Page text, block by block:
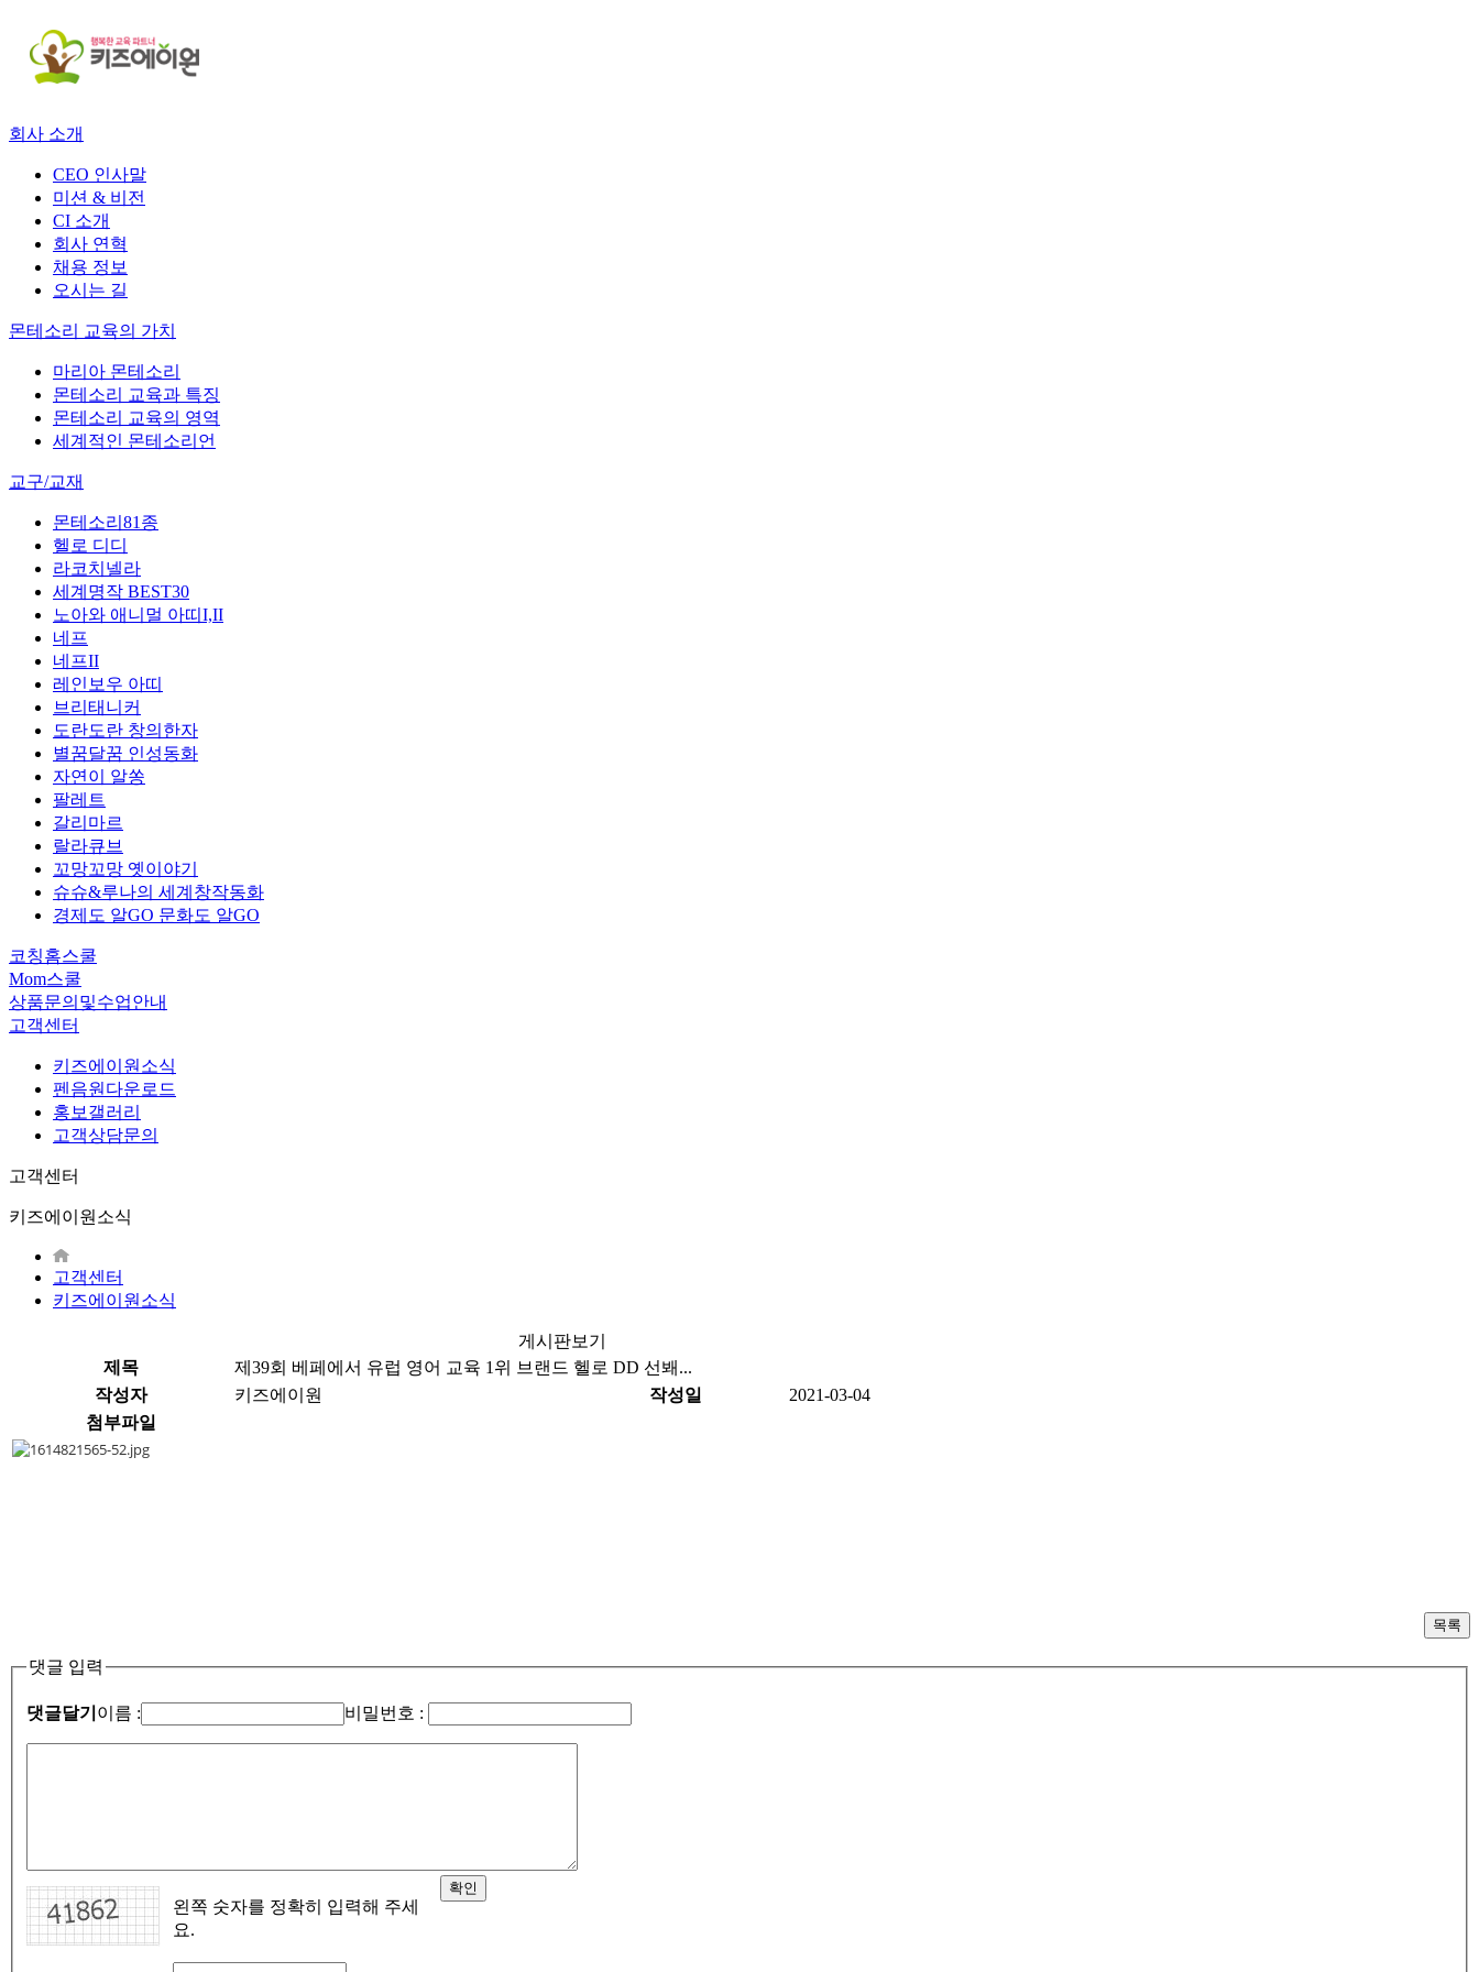
회사 소개
CEO 인사말
미션 & 비전
CI 소개
회사 연혁
채용 정보
오시는 길
몬테소리 교육의 가치
마리아 몬테소리
몬테소리 교육과 특징
몬테소리 교육의 영역
세계적인 몬테소리언
교구/교재
몬테소리81종
헬로 디디
라코치넬라
세계명작 BEST30
노아와 애니멀 아띠I,II
네프
네프II
레인보우 아띠
브리태니커
도란도란 창의한자
별꿈달꿈 인성동화
자연이 알쏭
팔레트
갈리마르
랄라큐브
꼬망꼬망 옛이야기
슈슈&루나의 세계창작동화
경제도 알GO 문화도 알GO
코칭홈스쿨
Mom스쿨
상품문의및수업안내
고객센터
키즈에이원소식
펜음원다운로드
홍보갤러리
고객상담문의
고객센터
키즈에이원소식
고객센터
키즈에이원소식
게시판보기
제목
제39회 베페에서 유럽 영어 교육 1위 브랜드 헬로 DD 선봬...
작성자
키즈에이원 작성일
2021-03-04
첨부파일
댓글 입력
댓글달기 이름 : 비밀번호 :
왼쪽 숫자를 정확히 입력해 주세
요.